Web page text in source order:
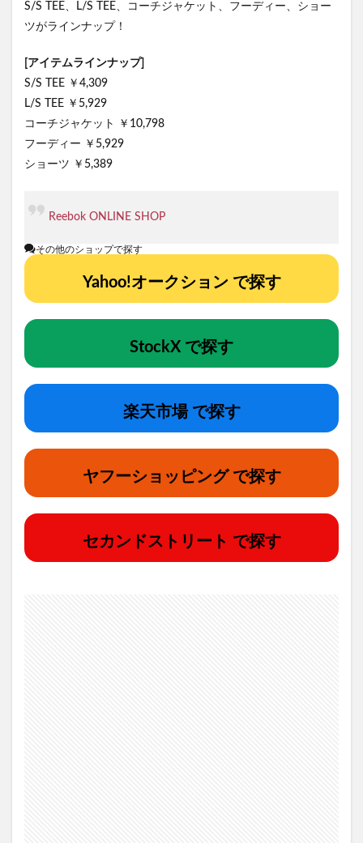
S/S TEE、L/S TEE、コーチジャケット、フーディー、ショー
ツがラインナップ！
[アイテムラインナップ]
S/S TEE ￥4,309
L/S TEE ￥5,929
コーチジャケット ￥10,798
フーディー ￥5,929
ショーツ ￥5,389
Reebok ONLINE SHOP
その他のショップで探す
Yahoo!オークション で探す
StockX で探す
楽天市場 で探す
ヤフーショッピング で探す
セカンドストリート で探す